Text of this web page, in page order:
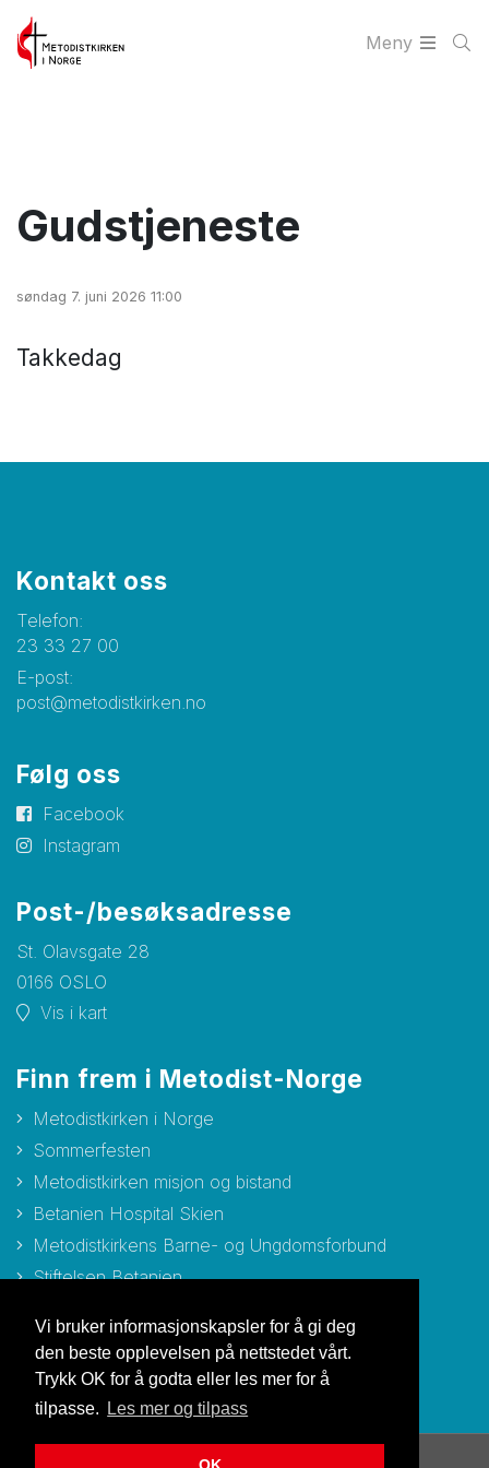
Vi bruker informasjonskapsler for å gi deg
den beste opplevelsen på nettstedet vårt.
Trykk OK for å godta eller les mer for å
tilpasse.
Les mer og tilpass
Meny
Gudstjeneste
søndag 7. juni 2026 11:00
Takkedag
Kontakt oss
Telefon:
23 33 27 00
E-post:
post@metodistkirken.no
Følg oss
Facebook
Instagram
Post-/besøksadresse
St. Olavsgate 28
0166 OSLO
Vis i kart
Finn frem i Metodist-Norge
Metodistkirken i Norge
Sommerfesten
Metodistkirken misjon og bistand
Betanien Hospital Skien
Metodistkirkens Barne- og Ungdomsforbund
Stiftelsen Betanien